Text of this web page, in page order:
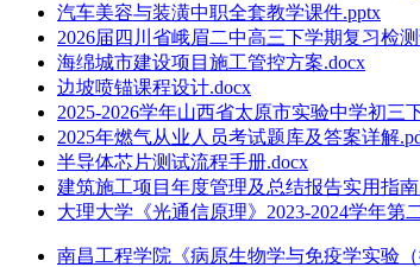
汽车美容与装潢中职全套教学课件.pptx
2026届四川省峨眉二中高三下学期复习检
海绵城市建设项目施工管控方案.docx
边坡喷锚课程设计.docx
2025-2026学年山西省太原市实验中学初
2025年燃气从业人员考试题库及答案详解
半导体芯片测试流程手册.docx
建筑施工项目年度管理及总结报告实用指
大理大学《光通信原理》2023-2024学年第
南昌工程学院《病原生物学与免疫学实验